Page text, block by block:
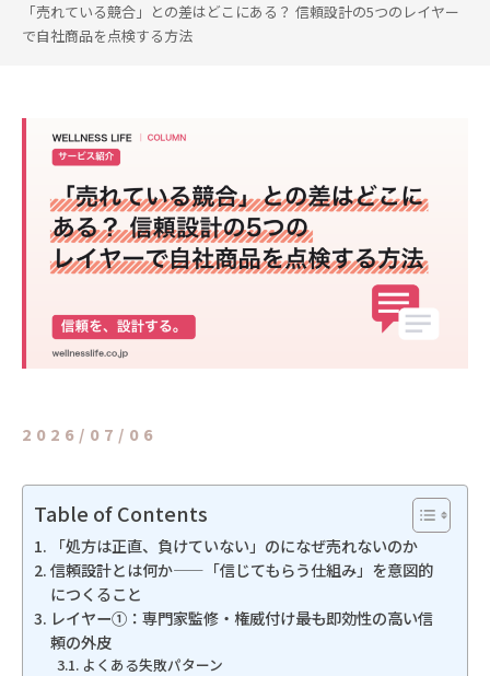
「売れている競合」との差はどこにある？ 信頼設計の5つのレイヤー
で自社商品を点検する方法
2026/07/06
Table of Contents
「処方は正直、負けていない」のになぜ売れないのか
信頼設計とは何か——「信じてもらう仕組み」を意図的
につくること
レイヤー①：専門家監修・権威付け――最も即効性の高い信
頼の外皮
よくある失敗パターン